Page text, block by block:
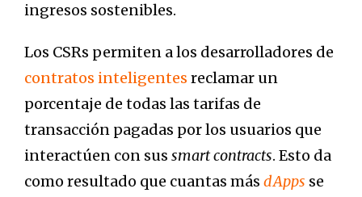
ingresos sostenibles.
Los CSRs permiten a los desarrolladores de
contratos inteligentes reclamar un
porcentaje de todas las tarifas de
transacción pagadas por los usuarios que
interactúen con sus smart contracts. Esto da
como resultado que cuantas más dApps se